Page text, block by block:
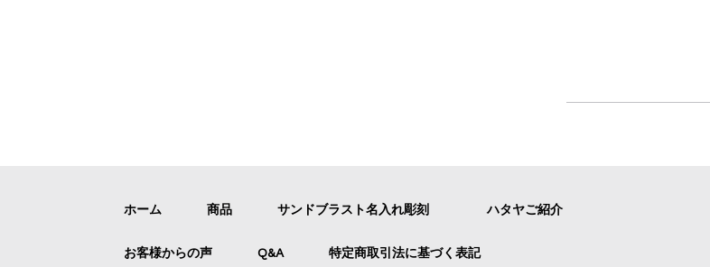
ホーム 商品 サンドブラスト名入れ彫刻 ハタヤご紹介
お客様からの声 Q&A 特定商取引法に基づく表記